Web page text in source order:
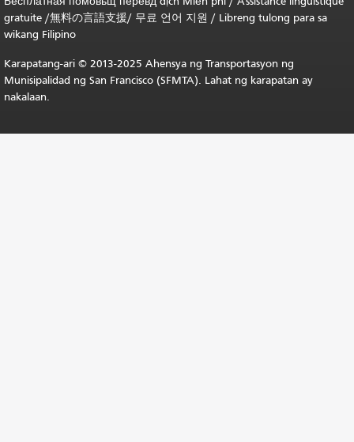
gratuite /無料の言語支援/ 무료 언어 지원 / Libreng tulong para sa
wikang Filipino
Karapatang-ari © 2013-2025 Ahensya ng Transportasyon ng
Munisipalidad ng San Francisco (SFMTA). Lahat ng karapatan ay
nakalaan.